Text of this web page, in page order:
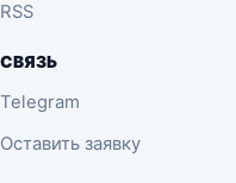
RSS
СВЯЗЬ
Telegram
Оставить заявку